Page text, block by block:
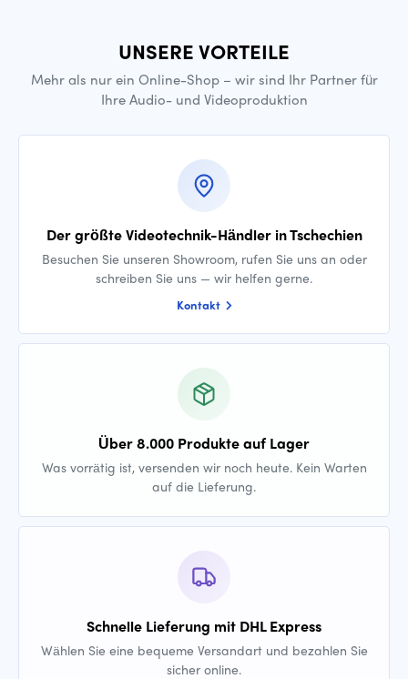
UNSERE VORTEILE
Mehr als nur ein Online-Shop – wir sind Ihr Partner für
Ihre Audio- und Videoproduktion
Der größte Videotechnik-Händler in Tschechien
Besuchen Sie unseren Showroom, rufen Sie uns an oder
schreiben Sie uns — wir helfen gerne.
Kontakt
Über 8.000 Produkte auf Lager
Was vorrätig ist, versenden wir noch heute. Kein Warten
auf die Lieferung.
Schnelle Lieferung mit DHL Express
Wählen Sie eine bequeme Versandart und bezahlen Sie
sicher online.